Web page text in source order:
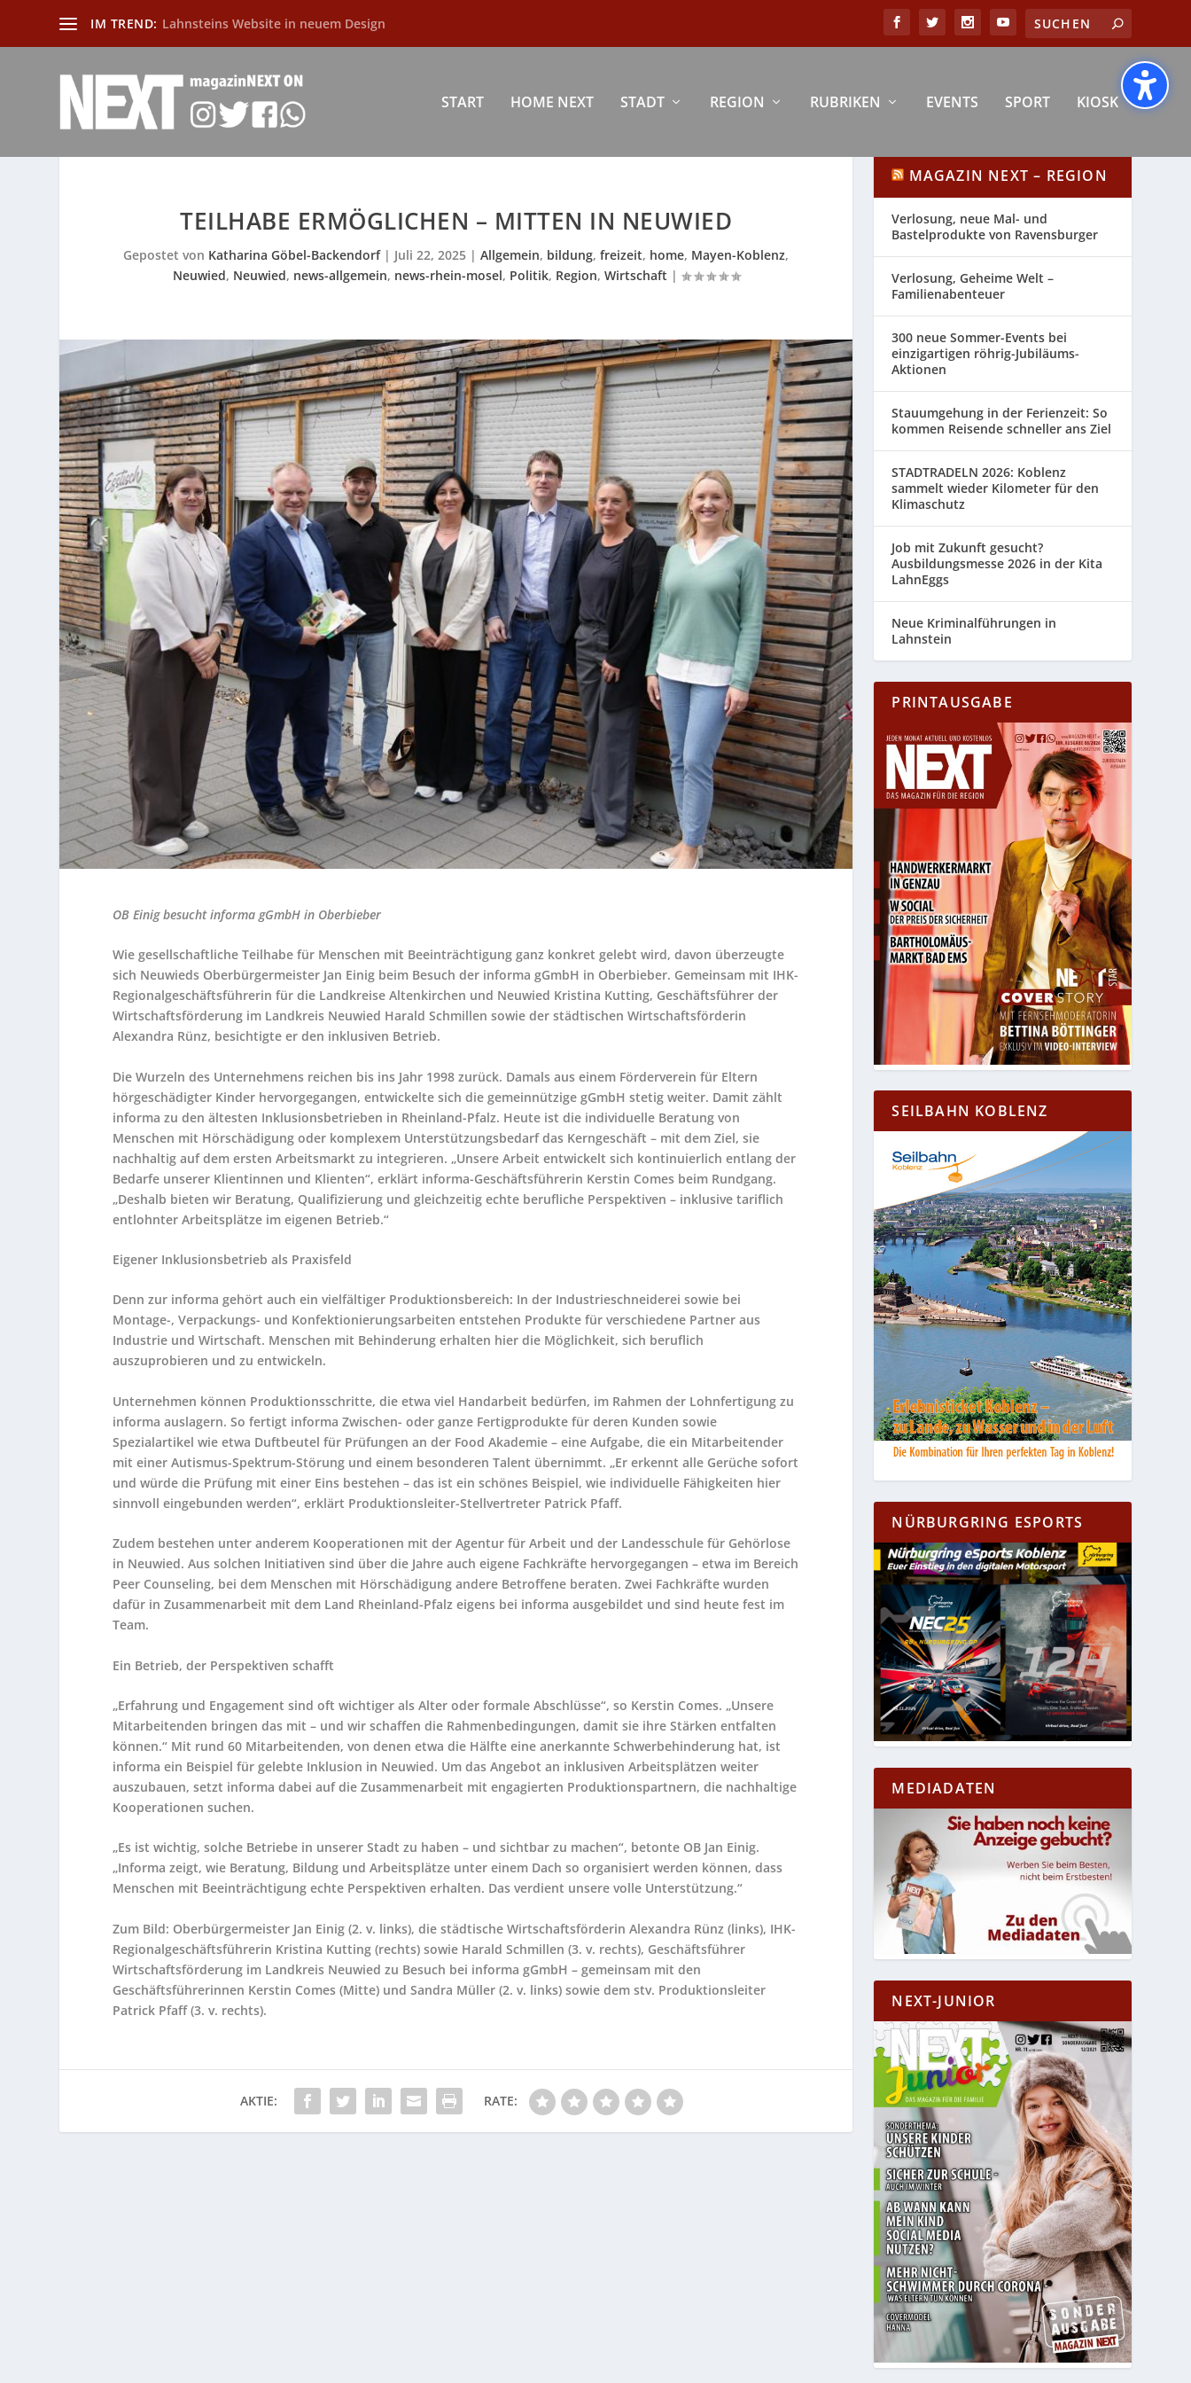
IM TREND: Lahnsteins Website in neuem Design
START HOME NEXT STADT REGION RUBRIKEN EVENTS SPORT KIOSK
TEILHABE ERMÖGLICHEN – MITTEN IN NEUWIED
Gepostet von Katharina Göbel-Backendorf| Juli 22, 2025 |Allgemein, bildung,freizeit, home, Mayen-Koblenz,
Neuwied, Neuwied, news-allgemein, news-rhein-mosel, Politik, Region, Wirtschaft |
OB Einig besucht informa gGmbH in Oberbieber
Wie gesellschaftliche Teilhabe für Menschen mit Beeinträchtigung ganz konkret gelebt wird, davon überzeugte
sich Neuwieds Oberbürgermeister Jan Einig beim Besuch der informa gGmbH in Oberbieber. Gemeinsam mit IHK-
Regionalgeschäftsführerin für die Landkreise Altenkirchen und Neuwied Kristina Kutting, Geschäftsführer der
Wirtschaftsförderung im Landkreis Neuwied Harald Schmillen sowie der städtischen Wirtschaftsförderin
Alexandra Rünz, besichtigte er den inklusiven Betrieb.
Die Wurzeln des Unternehmens reichen bis ins Jahr 1998 zurück. Damals aus einem Förderverein für Eltern
hörgeschädigter Kinder hervorgegangen, entwickelte sich die gemeinnützige gGmbH stetig weiter. Damit zählt
informa zu den ältesten Inklusionsbetrieben in Rheinland-Pfalz. Heute ist die individuelle Beratung von
Menschen mit Hörschädigung oder komplexem Unterstützungsbedarf das Kerngeschäft – mit dem Ziel, sie
nachhaltig auf dem ersten Arbeitsmarkt zu integrieren. „Unsere Arbeit entwickelt sich kontinuierlich entlang der
Bedarfe unserer Klientinnen und Klienten“, erklärt informa-Geschäftsführerin Kerstin Comes beim Rundgang.
„Deshalb bieten wir Beratung, Qualifizierung und gleichzeitig echte berufliche Perspektiven – inklusive tariflich
entlohnter Arbeitsplätze im eigenen Betrieb.“
Eigener Inklusionsbetrieb als Praxisfeld
Denn zur informa gehört auch ein vielfältiger Produktionsbereich: In der Industrieschneiderei sowie bei
Montage-, Verpackungs- und Konfektionierungsarbeiten entstehen Produkte für verschiedene Partner aus
Industrie und Wirtschaft. Menschen mit Behinderung erhalten hier die Möglichkeit, sich beruflich
auszuprobieren und zu entwickeln.
Unternehmen können Produktionsschritte, die etwa viel Handarbeit bedürfen, im Rahmen der Lohnfertigung zu
informa auslagern. So fertigt informa Zwischen- oder ganze Fertigprodukte für deren Kunden sowie
Spezialartikel wie etwa Duftbeutel für Prüfungen an der Food Akademie – eine Aufgabe, die ein Mitarbeitender
mit einer Autismus-Spektrum-Störung und einem besonderen Talent übernimmt. „Er erkennt alle Gerüche sofort
und würde die Prüfung mit einer Eins bestehen – das ist ein schönes Beispiel, wie individuelle Fähigkeiten hier
sinnvoll eingebunden werden“, erklärt Produktionsleiter-Stellvertreter Patrick Pfaff.
Zudem bestehen unter anderem Kooperationen mit der Agentur für Arbeit und der Landesschule für Gehörlose
in Neuwied. Aus solchen Initiativen sind über die Jahre auch eigene Fachkräfte hervorgegangen – etwa im Bereich
Peer Counseling, bei dem Menschen mit Hörschädigung andere Betroffene beraten. Zwei Fachkräfte wurden
dafür in Zusammenarbeit mit dem Land Rheinland-Pfalz eigens bei informa ausgebildet und sind heute fest im
Team.
Ein Betrieb, der Perspektiven schafft
„Erfahrung und Engagement sind oft wichtiger als Alter oder formale Abschlüsse“, so Kerstin Comes. „Unsere
Mitarbeitenden bringen das mit – und wir schaffen die Rahmenbedingungen, damit sie ihre Stärken entfalten
können.“ Mit rund 60 Mitarbeitenden, von denen etwa die Hälfte eine anerkannte Schwerbehinderung hat, ist
informa ein Beispiel für gelebte Inklusion in Neuwied. Um das Angebot an inklusiven Arbeitsplätzen weiter
auszubauen, setzt informa dabei auf die Zusammenarbeit mit engagierten Produktionspartnern, die nachhaltige
Kooperationen suchen.
„Es ist wichtig, solche Betriebe in unserer Stadt zu haben – und sichtbar zu machen“, betonte OB Jan Einig.
„Informa zeigt, wie Beratung, Bildung und Arbeitsplätze unter einem Dach so organisiert werden können, dass
Menschen mit Beeinträchtigung echte Perspektiven erhalten. Das verdient unsere volle Unterstützung.“
Zum Bild: Oberbürgermeister Jan Einig (2. v. links), die städtische Wirtschaftsförderin Alexandra Rünz (links), IHK-
Regionalgeschäftsführerin Kristina Kutting (rechts) sowie Harald Schmillen (3. v. rechts), Geschäftsführer
Wirtschaftsförderung im Landkreis Neuwied zu Besuch bei informa gGmbH – gemeinsam mit den
Geschäftsführerinnen Kerstin Comes (Mitte) und Sandra Müller (2. v. links) sowie dem stv. Produktionsleiter
Patrick Pfaff (3. v. rechts).
AKTIE: RATE:
MAGAZIN NEXT – REGION
Verlosung, neue Mal- und
Bastelprodukte von Ravensburger
Verlosung, Geheime Welt –
Familienabenteuer
300 neue Sommer-Events bei
einzigartigen röhrig-Jubiläums-
Aktionen
Stauumgehung in der Ferienzeit: So
kommen Reisende schneller ans Ziel
STADTRADELN 2026: Koblenz
sammelt wieder Kilometer für den
Klimaschutz
Job mit Zukunft gesucht?
Ausbildungsmesse 2026 in der Kita
LahnEggs
Neue Kriminalführungen in
Lahnstein
PRINTAUSGABE
SEILBAHN KOBLENZ
NÜRBURGRING ESPORTS
MEDIADATEN
NEXT-JUNIOR